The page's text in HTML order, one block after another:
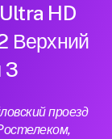
HD
Верхний
3
проезд